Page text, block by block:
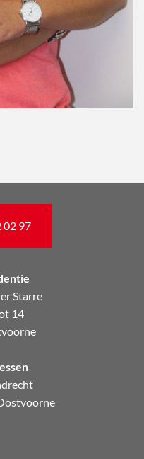
02 97
Starre
14